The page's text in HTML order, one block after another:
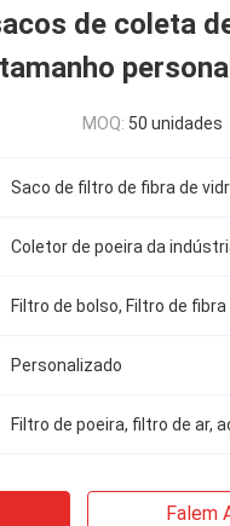
de coleta
MOQ: 50 unidades
Saco de filtro de fibra de
Coletor de poeira da
Filtro de bolso, Filtro de fibra
Personalizado
Falem